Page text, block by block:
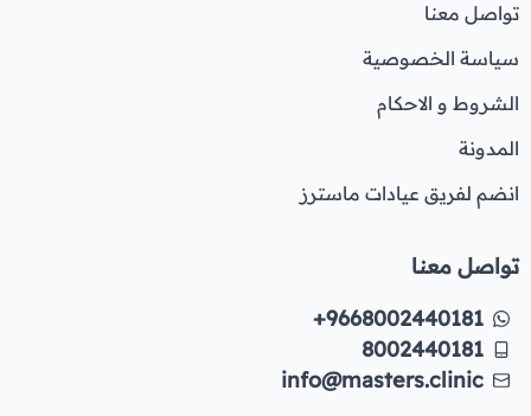
تواصل معنا
سياسة الخصوصية
الشروط و الاحكام
المدونة
انضم لفريق عيادات ماسترز
تواصل معنا
+9668002440181
8002440181
info@masters.clinic